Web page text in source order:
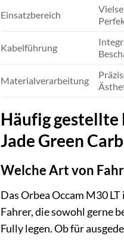
Einsatzbereich
Kabelführung
Materialverarbeitung
Häufig gestellte
Jade Green
Welche Art von
Das Orbea Occam M30
Fahrer, die sowohl gerne
Fully legen. Ob für